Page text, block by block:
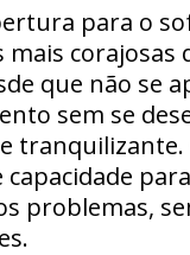
para o
mais corajosas
que não se
sem se
tranquilizante.
problemas,